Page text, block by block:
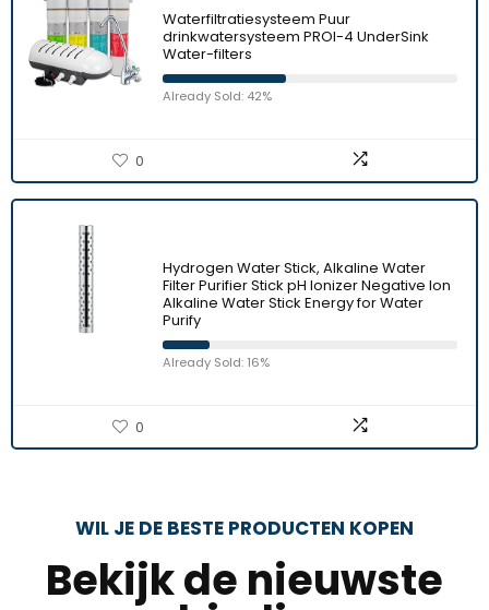
Waterfiltratiesysteem Puur
drinkwatersysteem PROI-4 UnderSink
Water-filters
Already Sold: 42%
0
Hydrogen Water Stick, Alkaline Water
Filter Purifier Stick pH Ionizer Negative Ion
Alkaline Water Stick Energy for Water
Purify
Already Sold: 16%
0
WIL JE DE BESTE PRODUCTEN KOPEN
Bekijk de nieuwste